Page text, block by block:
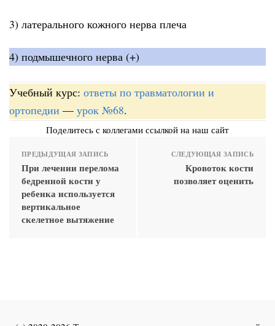
3) латерального кожного нерва плеча
4) подмышечного нерва (+)
Учебный курс: ответы по травматологии и
ортопедии — урок №68.
Поделитесь с коллегами ссылкой на наш сайт
ПРЕДЫДУЩАЯ ЗАПИСЬ
При лечении перелома
бедренной кости у
ребенка используется
вертикальное
скелетное вытяжение
СЛЕДУЮЩАЯ ЗАПИСЬ
Кровоток кости
позволяет оценить